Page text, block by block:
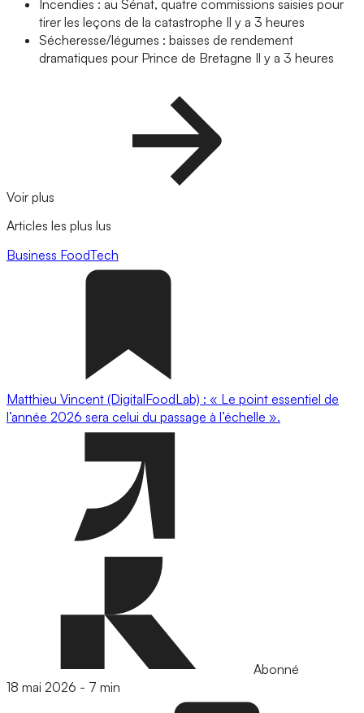
Incendies : au Sénat, quatre commissions saisies pour
tirer les leçons de la catastrophe Il y a 3 heures
Sécheresse/légumes : baisses de rendement
dramatiques pour Prince de Bretagne Il y a 3 heures
Voir plus
Articles les plus lus
Business FoodTech
Matthieu Vincent (DigitalFoodLab) : « Le point essentiel de
l’année 2026 sera celui du passage à l’échelle ».
Abonné
18 mai 2026 - 7 min